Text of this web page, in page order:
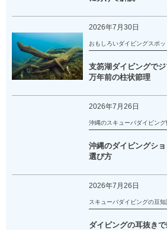
2026年7月30日
おもしろいダイビングスポッ
支笏湖ダイビングで
万年前の柱状節理
2026年7月26日
沖縄のスキューバダイビング
沖縄のダイビングシ
選び方
2026年7月26日
スキューバダイビングの豆知
ダイビングの耳抜き